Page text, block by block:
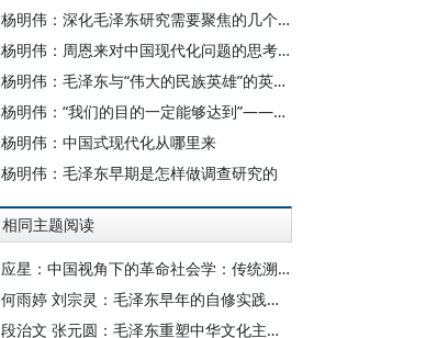
杨明伟：深化毛泽东研究需要聚焦的几个重点问题
杨明伟：周恩来对中国现代化问题的思考和探索
杨明伟：毛泽东与“伟大的民族英雄”的英雄气概
杨明伟：“我们的目的一定能够达到”——毛泽东同志论实现强国目标
杨明伟：中国式现代化从哪里来
杨明伟：毛泽东早期是怎样做调查研究的
相同主题阅读
应星：中国视角下的革命社会学：传统溯源与内涵探析
何雨婷 刘宗灵：毛泽东早年的自修实践及其自修教育观探析
段治文 张元圆：毛泽东重塑中华文化主体性的时空场域、理论体系及重要启示